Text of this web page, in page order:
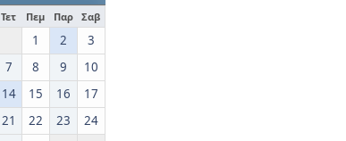
Τετ Πεμ Παρ Σαβ
1 2
3
7 8 9
10
14 15 16
17
21 22 23
24